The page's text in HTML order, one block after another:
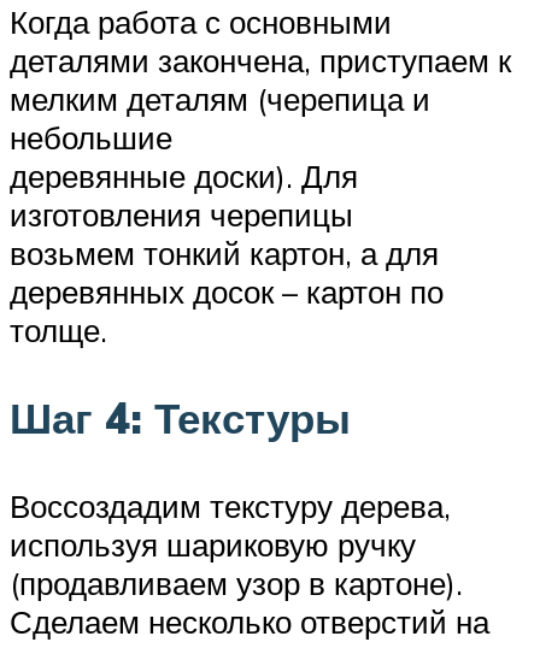
Когда работа с основными
деталями закончена, приступаем к
мелким деталям (черепица и
небольшие
деревянные доски). Для
изготовления черепицы
возьмем тонкий картон, а для
деревянных досок – картон по
толще.
Шаг 4: Текстуры
Воссоздадим текстуру дерева,
используя шариковую ручку
(продавливаем узор в картоне).
Сделаем несколько отверстий на